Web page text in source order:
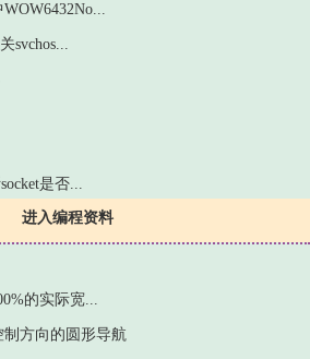
进入编程资料
svchos...
是否...
的实际宽...
方向的圆形导航